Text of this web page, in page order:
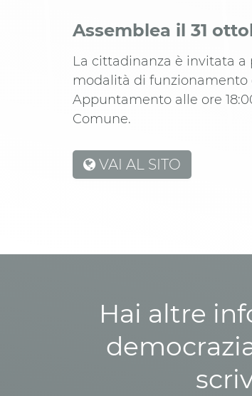
Assemblea il 31
La cittadinanza è invitata
modalità di funzionamento
Appuntamento alle ore
Comune.
VAI AL SITO
Hai altre